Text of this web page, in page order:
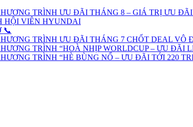
TRÌNH ƯU ĐÃI THÁNG 8 – GIÁ TRỊ ƯU
HỘI VIÊN HYUNDAI
📞
TRÌNH ƯU ĐÃI THÁNG 7 CHỐT DEAL VÔ
TRÌNH “HOÀ NHỊP WORLDCUP – ƯU ĐÃI
TRÌNH “HÈ BÙNG NỔ – ƯU ĐÃI TỚI 220